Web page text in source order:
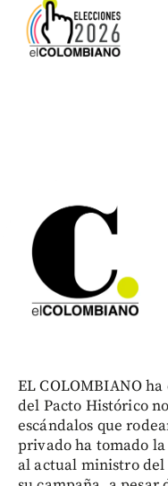
EL COLOMBIANO
del Pacto Histórico
escándalos que
privado ha tomado
al actual ministro